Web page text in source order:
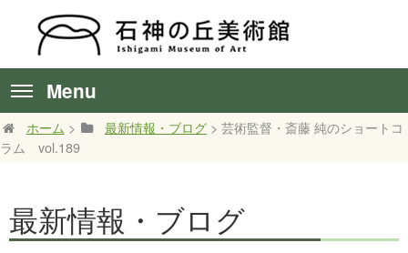
Menu
ホーム > 最新情報・ブログ > 芸術監督・斎藤 純のショートコ
ラム vol.189
最新情報・ブログ